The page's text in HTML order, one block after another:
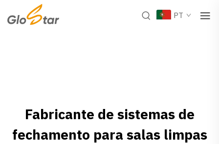
PT
Fabricante de sistemas de
fechamento para salas limpas